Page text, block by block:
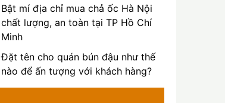
Bật mí địa chỉ mua chả ốc Hà Nội
chất lượng, an toàn tại TP Hồ Chí
Minh
Đặt tên cho quán bún đậu như thế
nào để ấn tượng với khách hàng?